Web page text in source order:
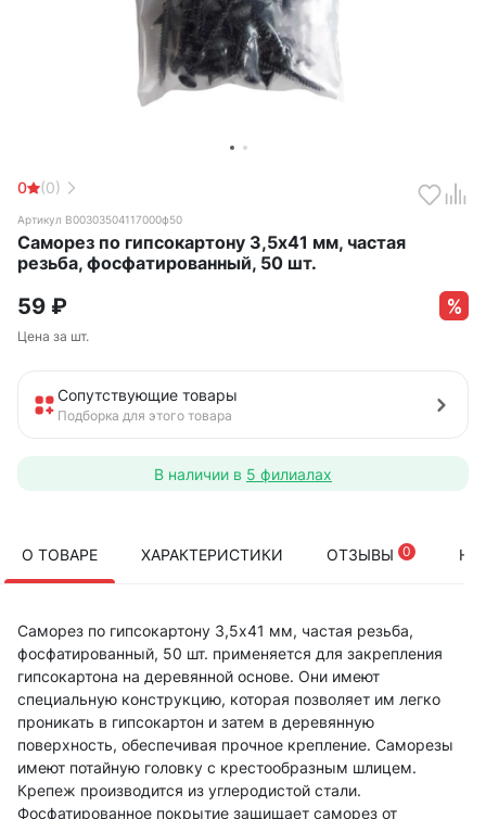
0 (0)
Артикул B00303504117000ф50
Саморез по гипсокартону 3,5х41 мм, частая
резьба, фосфатированный, 50 шт.
59 ₽
Цена за шт.
Сопутствующие товары
Подборка для этого товара
В наличии в 5 филиалах
О ТОВАРЕ ХАРАКТЕРИСТИКИ ОТЗЫВЫ 0
Саморез по гипсокартону 3,5х41 мм, частая резьба,
фосфатированный, 50 шт. применяется для закрепления
гипсокартона на деревянной основе. Они имеют
специальную конструкцию, которая позволяет им легко
проникать в гипсокартон и затем в деревянную
поверхность, обеспечивая прочное крепление. Саморезы
имеют потайную головку с крестообразным шлицем.
Крепеж производится из углеродистой стали.
Фосфатированное покрытие защищает саморез от